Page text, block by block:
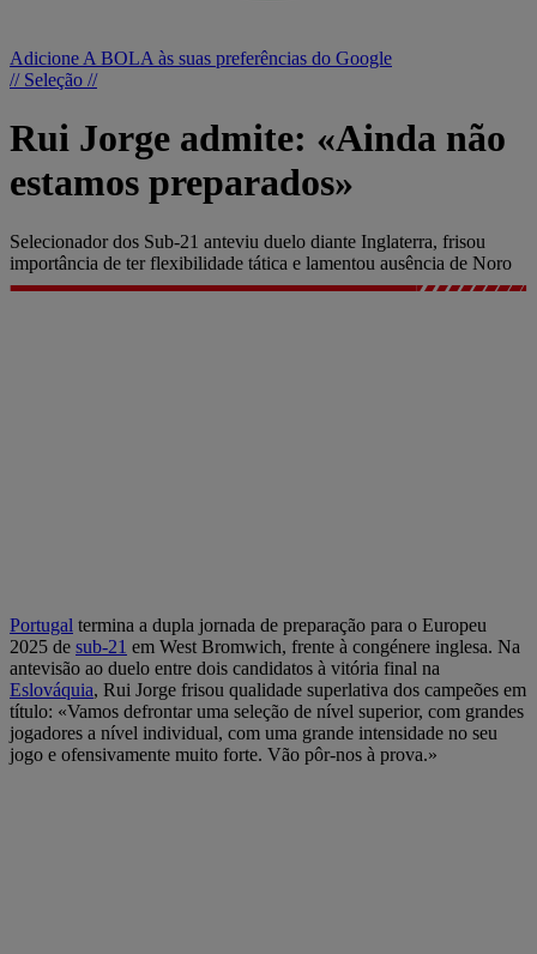
Adicione A BOLA às suas preferências do Google
// Seleção //
Rui Jorge admite: «Ainda não
estamos preparados»
Selecionador dos Sub-21 anteviu duelo diante Inglaterra, frisou
importância de ter flexibilidade tática e lamentou ausência de Noro
Portugal termina a dupla jornada de preparação para o Europeu
2025 de sub-21 em West Bromwich, frente à congénere inglesa. Na
antevisão ao duelo entre dois candidatos à vitória final na
Eslováquia, Rui Jorge frisou qualidade superlativa dos campeões em
título: «Vamos defrontar uma seleção de nível superior, com grandes
jogadores a nível individual, com uma grande intensidade no seu
jogo e ofensivamente muito forte. Vão pôr-nos à prova.»